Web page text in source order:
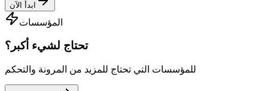
ابدأ الآن
المؤسسات
تحتاج لشيء أكبر؟
للمؤسسات التي تحتاج للمزيد من المرونة والتحكم